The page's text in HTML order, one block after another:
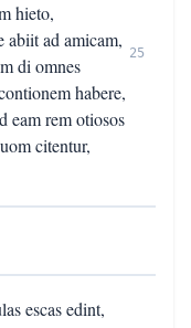
hieto,
abiit ad amicam,
di omnes
habere,
eam rem otiosos
citentur,
25
escas edint,